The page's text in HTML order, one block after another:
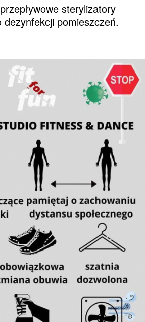
sterylizatory
dezynfekcji pomieszczeń.